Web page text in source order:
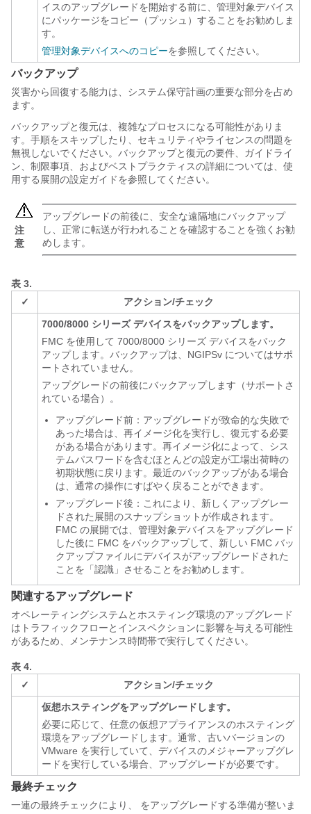
イスのアップグレードを開始する前に、管理対象デバイス
にパッケージをコピー（プッシュ）することをお勧めしま
す。
管理対象デバイスへのコピーを参照してください。
バックアップ
災害から回復する能力は、システム保守計画の重要な部分を占め
ます。
バックアップと復元は、複雑なプロセスになる可能性がありま
す。手順をスキップしたり、セキュリティやライセンスの問題を
無視しないでください。バックアップと復元の要件、ガイドライ
ン、制限事項、およびベストプラクティスの詳細については、使
用する展開の設定ガイドを参照してください。
注
意
アップグレードの前後に、安全な遠隔地にバックアップ
し、正常に転送が行われることを確認することを強くお勧
めします。
表 3.
✓
アクション/チェック
7000/8000 シリーズ デバイスをバックアップします。
FMC を使用して 7000/8000 シリーズ デバイスをバック
アップします。バックアップは、NGIPSv についてはサポ
ートされていません。
アップグレードの前後にバックアップします（サポートさ
れている場合）。
アップグレード前：アップグレードが致命的な失敗で
あった場合は、再イメージ化を実行し、復元する必要
がある場合があります。再イメージ化によって、シス
テムパスワードを含むほとんどの設定が工場出荷時の
初期状態に戻ります。最近のバックアップがある場合
は、通常の操作にすばやく戻ることができます。
アップグレード後：これにより、新しくアップグレー
ドされた展開のスナップショットが作成されます。
FMC の展開では、管理対象デバイスをアップグレード
した後に FMC をバックアップして、新しい FMC バッ
クアップファイルにデバイスがアップグレードされた
ことを「認識」させることをお勧めします。
関連するアップグレード
オペレーティングシステムとホスティング環境のアップグレード
はトラフィックフローとインスペクションに影響を与える可能性
があるため、メンテナンス時間帯で実行してください。
表 4.
✓
アクション/チェック
仮想ホスティングをアップグレードします。
必要に応じて、任意の仮想アプライアンスのホスティング
環境をアップグレードします。通常、古いバージョンの
VMware を実行していて、デバイスのメジャーアップグレ
ードを実行している場合、アップグレードが必要です。
最終チェック
一連の最終チェックにより、 をアップグレードする準備が整いま